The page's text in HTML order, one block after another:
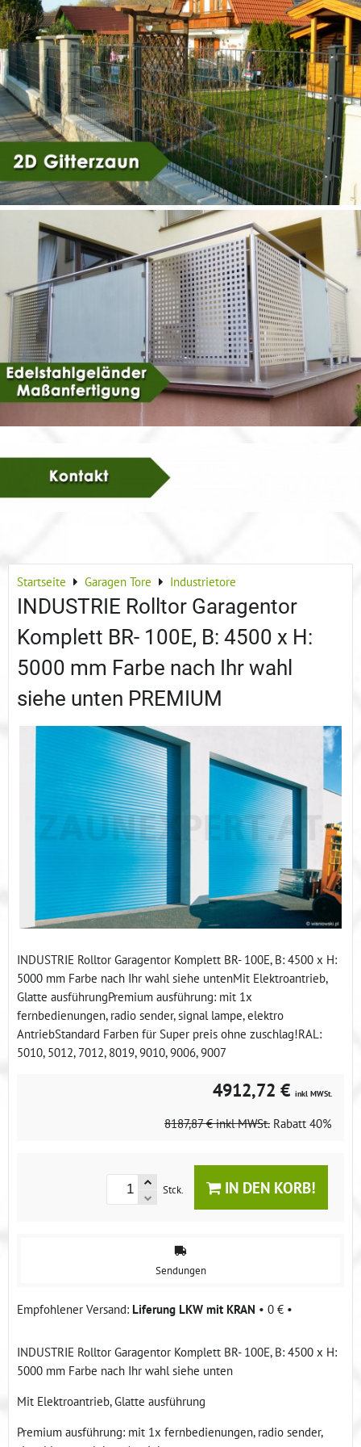
Startseite Garagen Tore Industrietore
INDUSTRIE Rolltor Garagentor
Komplett BR- 100E, B: 4500 x H:
5000 mm Farbe nach Ihr wahl
siehe unten PREMIUM
INDUSTRIE Rolltor Garagentor Komplett BR- 100E, B: 4500 x H:
5000 mm Farbe nach Ihr wahl siehe untenMit Elektroantrieb,
Glatte ausführungPremium ausführung: mit 1x
fernbedienungen, radio sender, signal lampe, elektro
AntriebStandard Farben für Super preis ohne zuschlag!RAL:
5010, 5012, 7012, 8019, 9010, 9006, 9007
4912,72 € inkl MWSt.
8187,87 € inkl MWSt. Rabatt 40%
Stck. IN DEN KORB!
Sendungen
Liferung LKW mit KRAN • 0 € •
INDUSTRIE Rolltor Garagentor Komplett BR- 100E, B: 4500 x H:
5000 mm Farbe nach Ihr wahl siehe unten
Mit Elektroantrieb, Glatte ausführung
Premium ausführung: mit 1x fernbedienungen, radio sender,